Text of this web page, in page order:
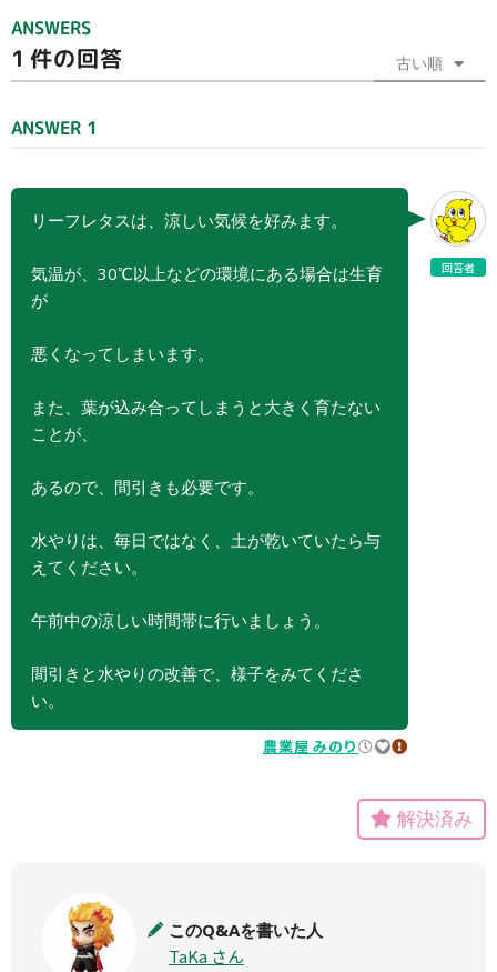
ANSWERS
1 件の回答 古い順
ANSWER 1
リーフレタスは、涼しい気候を好みます。
気温が、30℃以上などの環境にある場合は生育
が
悪くなってしまいます。
また、葉が込み合ってしまうと大きく育たない
ことが、
あるので、間引きも必要です。
水やりは、毎日ではなく、土が乾いていたら与
えてください。
午前中の涼しい時間帯に行いましょう。
間引きと水やりの改善で、様子をみてくださ
い。
農業屋 みのり 2022.07.14
000
回答者
解決済み
このQ&Aを書いた人
TaKa さん